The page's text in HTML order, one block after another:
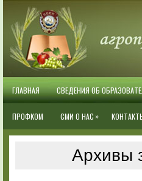
ГЛАВНАЯ СВЕДЕНИЯ ОБ
ПРОФКОМ СМИ О НАС »
Архивы